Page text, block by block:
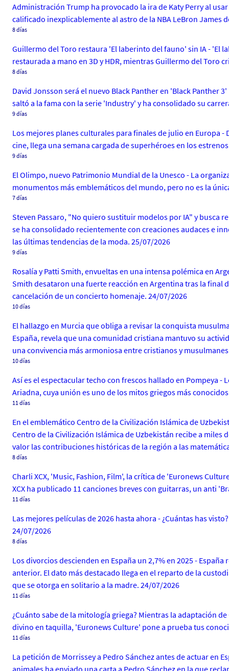
Administración Trump ha provocado la ira de Katy Perry al
calificado inexplicablemente al astro de la NBA LeBron James
8 días
Guillermo del Toro restaura 'El laberinto del fauno' sin IA - 'El
restaurada a mano en 3D y HDR, mientras Guillermo del Toro
8 días
David Jonsson será el nuevo Black Panther en 'Black Panther
saltó a la fama con la serie 'Industry' y ha consolidado su
9 días
Los mejores planes culturales para finales de julio en Europa
cine, llega una semana cargada de superhéroes en los
9 días
El Olimpo, nuevo Patrimonio Mundial de la Unesco - La
monumentos más emblemáticos del mundo, pero no es la
7 días
Steven Passaro, "No quiero sustituir modelos por IA" y busca
se ha consolidado recientemente con creaciones audaces e
las últimas tendencias de la moda. 25/07/2026
9 días
Rosalía y Patti Smith, envueltas en una intensa polémica en
Smith desataron una fuerte reacción en Argentina tras la final
cancelación de un concierto homenaje. 24/07/2026
10 días
El hallazgo en Murcia que obliga a revisar la conquista
España, revela que una comunidad cristiana mantuvo su
una convivencia más armoniosa entre cristianos y
10 días
Así es el espectacular techo con frescos hallado en Pompeya
Ariadna, cuya unión es uno de los mitos griegos más
11 días
En el emblemático Centro de la Civilización Islámica de
Centro de la Civilización Islámica de Uzbekistán recibe a
valor las contribuciones históricas de la región a las
8 días
Charli XCX, 'Music, Fashion, Film', la crítica de 'Euronews
XCX ha publicado 11 canciones breves con guitarras, un anti
11 días
Las mejores películas de 2026 hasta ahora - ¿Cuántas has
24/07/2026
8 días
Los divorcios descienden en España un 2,7% en 2025 -
anterior. El dato más destacado llega en el reparto de la
que se otorga en solitario a la madre. 24/07/2026
11 días
¿Cuánto sabe de la mitología griega? Mientras la adaptación
divino en taquilla, 'Euronews Culture' pone a prueba tus
11 días
La petición de Morrissey a Pedro Sánchez antes de actuar en
animales ha enviado una carta a Pedro Sánchez en la que